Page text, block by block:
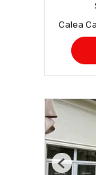
Calea
Previous